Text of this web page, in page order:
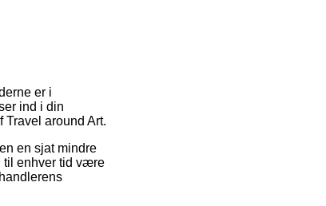
er i
ind i din
around Art.
en sjat mindre
til enhver tid være